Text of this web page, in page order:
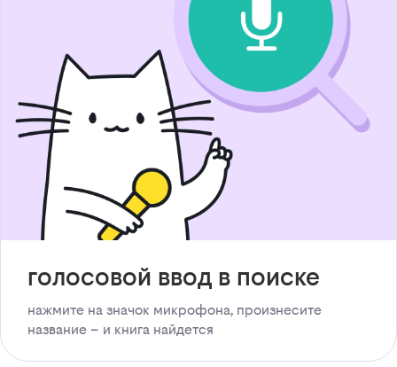
голосовой ввод в поиске
нажмите на значок микрофона, произнесите
название – и книга найдется